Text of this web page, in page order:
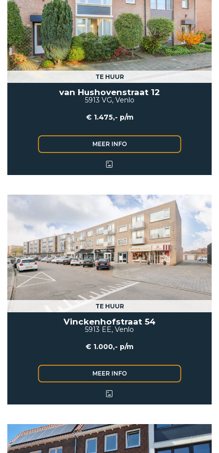
TE HUUR
van Hushovenstraat 12
5913 VG, Venlo
€ 1.475,- p/m
TE HUUR
Vinckenhofstraat 54
5913 EE, Venlo
€ 1.000,- p/m